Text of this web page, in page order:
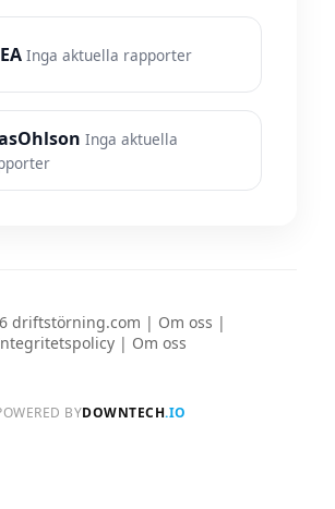
Inga aktuella rapporter
Inga aktuella
driftstörning.com | Om oss |
| Om oss
BYDOWNTECH.IO